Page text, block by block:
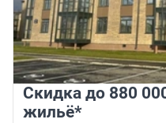
Скидка до 880
жильё*